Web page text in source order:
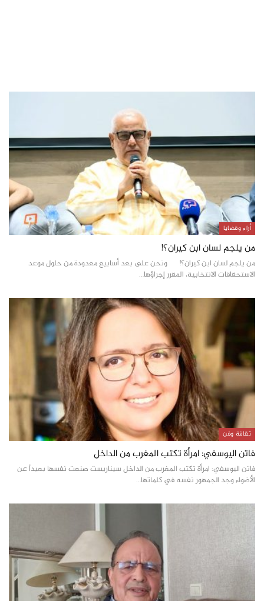
أراء وقضايا
من يلجم لسان ابن كيران؟!
من يلجم لسان ابن كيران؟! ونحن على بعد أسابيع معدودة من حلول موعد
الاستحقاقات الانتخابية، المقرر إجراؤها…
ثقافة وفن
فاتن اليوسفي: امرأة تكتب المغرب من الداخل
فاتن اليوسفي: امرأة تكتب المغرب من الداخل سيناريست صنعت نفسها بعيداً عن
الأضواء وجد الجمهور نفسه في كلماتها…